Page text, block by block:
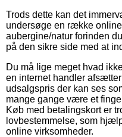
Trods dette kan det
undersøge en række
aubergine/natur forinden
på den sikre side med at
Du må lige meget hvad
en internet handler
udsalgspris der kan ses
mange gange være et
Køb med betalingskort er
lovbestemmelse, som
online virksomheder.